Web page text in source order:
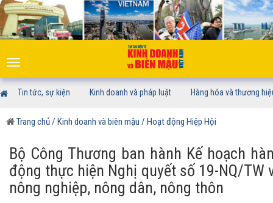
Toggle
navigation
Tin tức, sự kiện Kinh doanh và pháp luật Hàng hóa và thương
Trang chủ/ Kinh doanh và biên mậu / Hoạt động Hiệp Hội
Bộ Công Thương ban hành Kế hoạch
động thực hiện Nghị quyết số 19-NQ/TW
nông nghiệp, nông dân, nông thôn